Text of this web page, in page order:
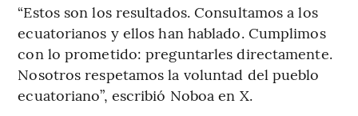
“Estos son los resultados. Consultamos a los
ecuatorianos y ellos han hablado. Cumplimos
con lo prometido: preguntarles directamente.
Nosotros respetamos la voluntad del pueblo
ecuatoriano”, escribió Noboa en X.